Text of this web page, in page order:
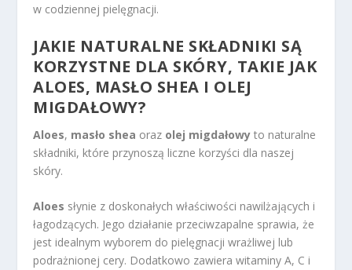
w codziennej pielęgnacji.
JAKIE NATURALNE SKŁADNIKI SĄ
KORZYSTNE DLA SKÓRY, TAKIE JAK
ALOES, MASŁO SHEA I OLEJ
MIGDAŁOWY?
Aloes, masło shea oraz olej migdałowy to naturalne
składniki, które przynoszą liczne korzyści dla naszej
skóry.
Aloes słynie z doskonałych właściwości nawilżających i
łagodzących. Jego działanie przeciwzapalne sprawia, że
jest idealnym wyborem do pielęgnacji wrażliwej lub
podrażnionej cery. Dodatkowo zawiera witaminy A, C i